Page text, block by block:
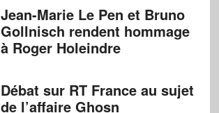
Jean-Marie Le Pen et Bruno
Gollnisch rendent hommage
à Roger Holeindre
Débat sur RT France au sujet
de l’affaire Ghosn